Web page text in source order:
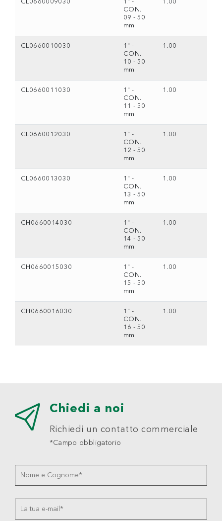
CL0660009030
1" -
CON.
09 - 50
mm
1.00
CL0660010030
1" -
CON.
10 - 50
mm
1.00
CL0660011030
1" -
CON.
11 - 50
mm
1.00
CL0660012030
1" -
CON.
12 - 50
mm
1.00
CL0660013030
1" -
CON.
13 - 50
mm
1.00
CH0660014030
1" -
CON.
14 - 50
mm
1.00
CH0660015030
1" -
CON.
15 - 50
mm
1.00
CH0660016030
1" -
CON.
16 - 50
mm
1.00
Chiedi a noi
Richiedi un contatto commerciale
*Campo obbligatorio